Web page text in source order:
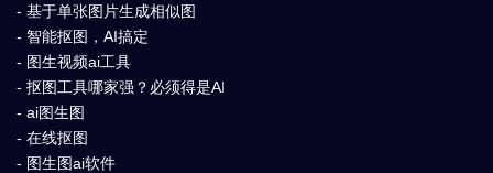
- 基于单张图片生成相似图
- 智能抠图，AI搞定
- 图生视频ai工具
- 抠图工具哪家强？必须得是AI
- ai图生图
- 在线抠图
- 图生图ai软件